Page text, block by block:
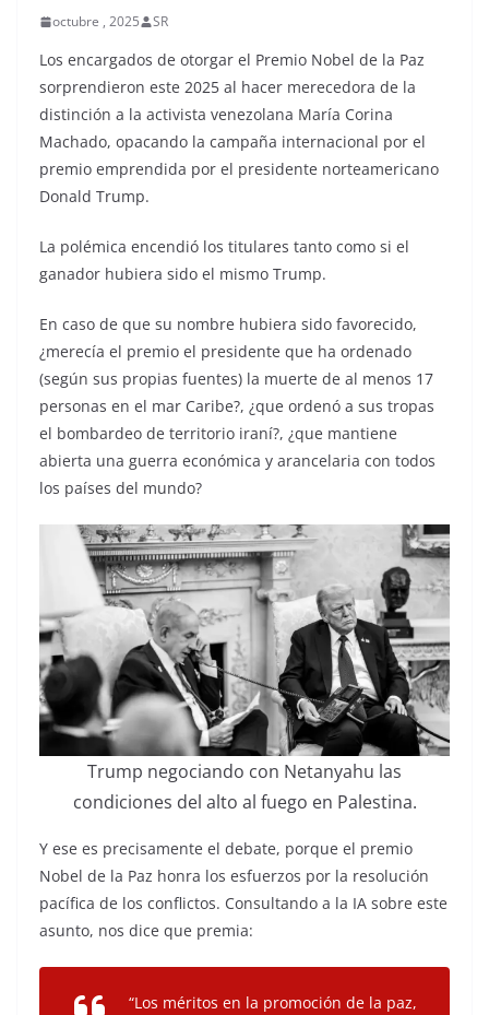
octubre , 2025 SR
Los encargados de otorgar el Premio Nobel de la Paz
sorprendieron este 2025 al hacer merecedora de la
distinción a la activista venezolana María Corina
Machado, opacando la campaña internacional por el
premio emprendida por el presidente norteamericano
Donald Trump.
La polémica encendió los titulares tanto como si el
ganador hubiera sido el mismo Trump.
En caso de que su nombre hubiera sido favorecido,
¿merecía el premio el presidente que ha ordenado
(según sus propias fuentes) la muerte de al menos 17
personas en el mar Caribe?, ¿que ordenó a sus tropas
el bombardeo de territorio iraní?, ¿que mantiene
abierta una guerra económica y arancelaria con todos
los países del mundo?
Trump negociando con Netanyahu las
condiciones del alto al fuego en Palestina.
Y ese es precisamente el debate, porque el premio
Nobel de la Paz honra los esfuerzos por la resolución
pacífica de los conflictos. Consultando a la IA sobre este
asunto, nos dice que premia:
“Los méritos en la promoción de la paz,